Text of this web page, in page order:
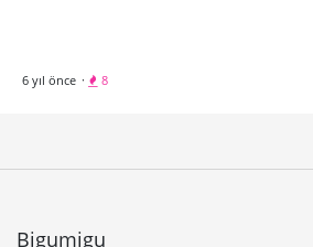
6 yıl önce · 8
Bigumigu